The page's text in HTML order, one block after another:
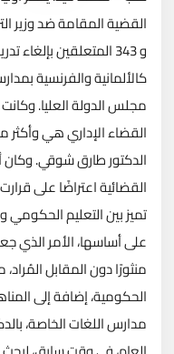
و 343 المتعلقين
كالألمانية والفرنسية
مجلس الدولة العليا.
الدكتور طارق شوقي. وكان
القضائية اعتراضًا على
تميز بين التعليم
على أساسها، الأمر الذي
منثورًا دون المقابل
الحكومية، إضافة إلى
مدارس اللغات الخاصة،